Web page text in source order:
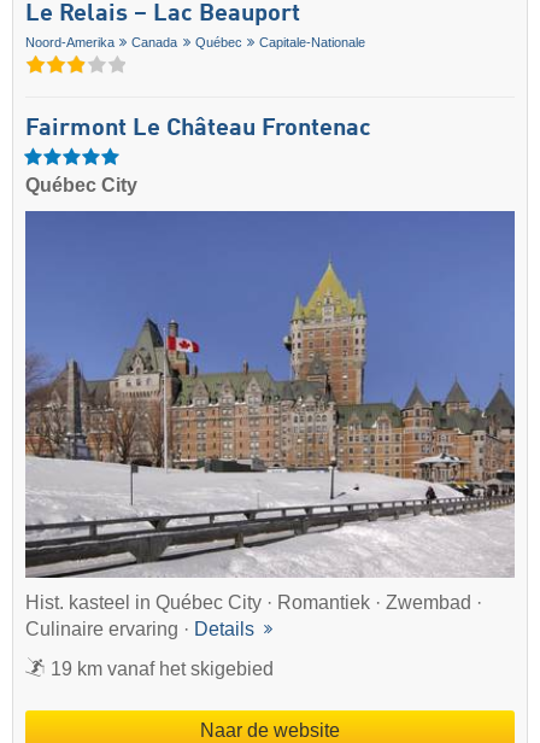
Le Relais – Lac Beauport
Noord-Amerika Canada Québec Capitale-Nationale
Fairmont Le Château Frontenac
Québec City
Hist. kasteel in Québec City · Romantiek · Zwembad ·
Culinaire ervaring · Details
19 km vanaf het skigebied
Naar de website